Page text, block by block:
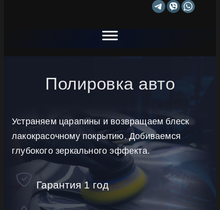
Полировка авто
Устраняем царапины и возвращаем блеск
лакокрасочному покрытию. Добиваемся
глубокого зеркального эффекта.
Гарантия 1 год